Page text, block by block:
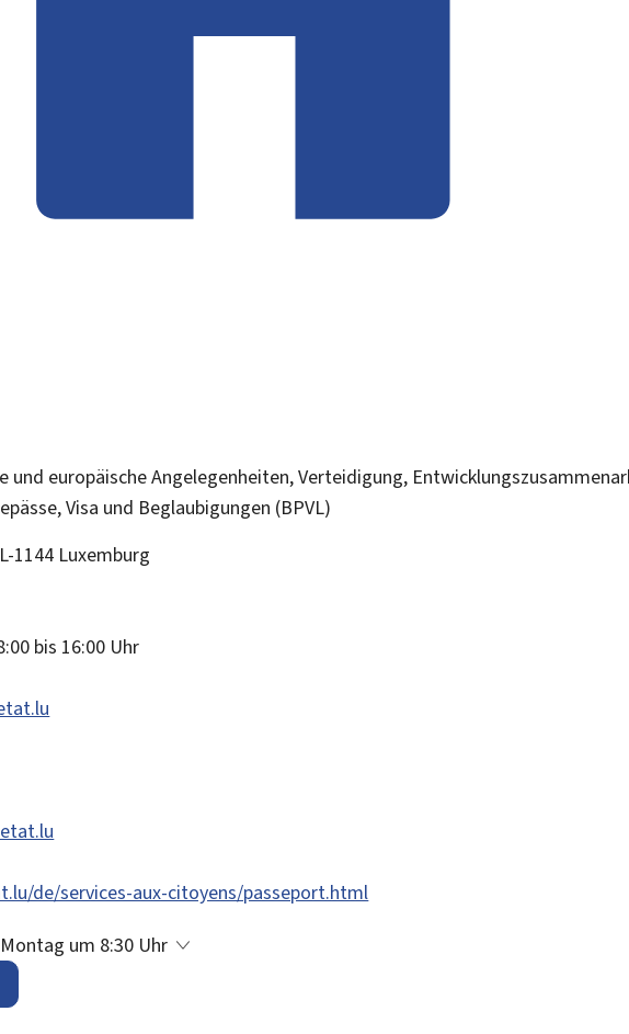
europäische Angelegenheiten, Verteidigung,
Visa und Beglaubigungen (BPVL)
L-1144 Luxemburg
bis 16:00 Uhr
de/services-aux-citoyens/passeport.html
um 8:30 Uhr